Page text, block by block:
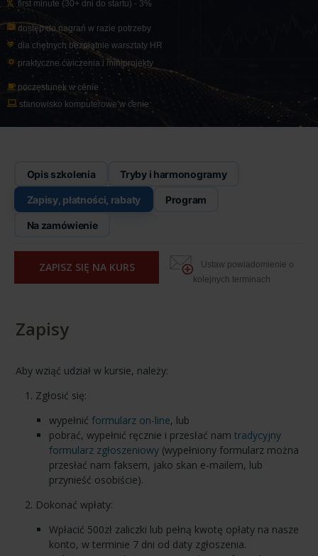
first minute (30+ dni do startu) - 3%
dostęp do nagrań w razie potrzeby
dla chętnych bezpłatnie warsztaty HR
praktyczne ćwiczenia i miniprojekty
poczęstunek w cenie
stanowisko komputerowe w cenie
Opis szkolenia Tryby i harmonogramy
Zapisy, płatności, rabaty Program
Na zamówienie
ZAPISZ SIĘ NA KURS
Ustaw powiadomienie o
kolejnych terminach
Zapisy
Aby wziąć udział w kursie, należy:
Zgłosić się:
wypełnić formularz on-line, lub
pobrać, wypełnić ręcznie i przesłać nam tradycyjny
formularz zgłoszeniowy(wypełniony formularz można
przesłać nam faksem, jako skan e-mailem, lub
przynieść osobiście).
Dokonać wpłaty:
Wpłacić 500zł zaliczki lub pełną kwotę opłaty na nasze
konto, w terminie 7 dni od daty zgłoszenia.